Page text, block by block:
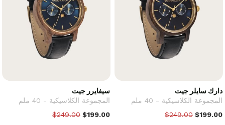
دارك سايلر جيت
المجموعة الكلاسيكية - 40 ملم
$249.00 $199.00
سيفايرر جيت
المجموعة الكلاسيكية - 40 ملم
$249.00 $199.00